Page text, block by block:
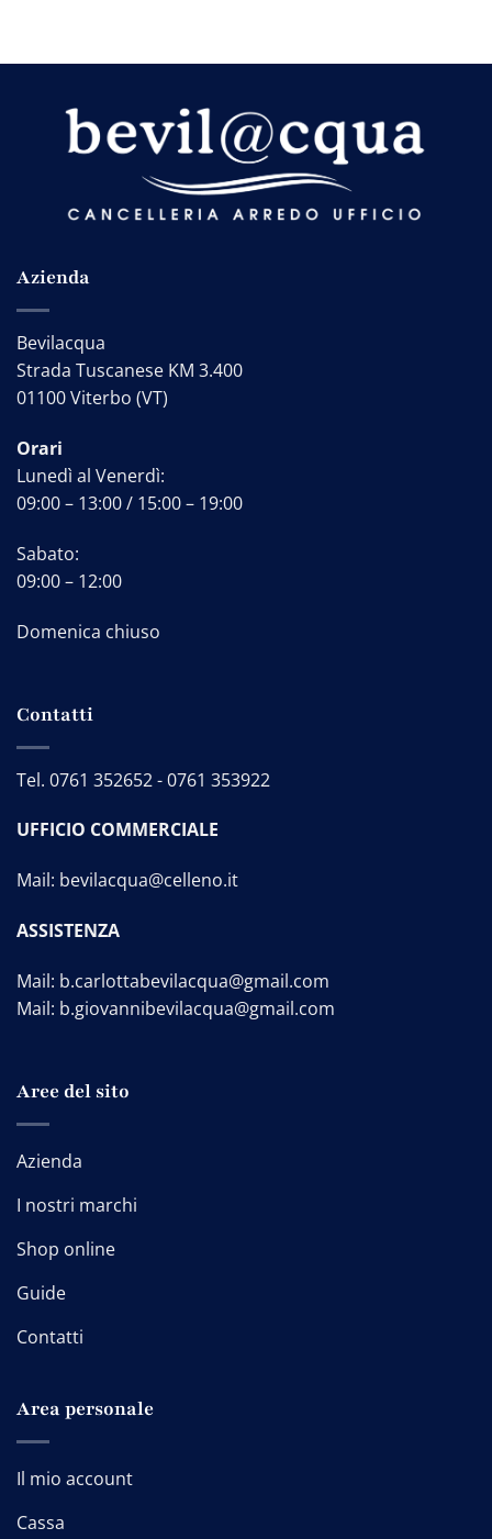
Azienda
Bevilacqua
Strada Tuscanese KM 3.400
01100 Viterbo (VT)
Orari
Lunedì al Venerdì:
09:00 – 13:00 / 15:00 – 19:00
Sabato:
09:00 – 12:00
Domenica chiuso
Contatti
Tel. 0761 352652-0761 353922
UFFICIO COMMERCIALE
Mail: bevilacqua@celleno.it
ASSISTENZA
Mail: b.carlottabevilacqua@gmail.com
Mail: b.giovannibevilacqua@gmail.com
Aree del sito
Azienda
I nostri marchi
Shop online
Guide
Contatti
Area personale
Il mio account
Cassa